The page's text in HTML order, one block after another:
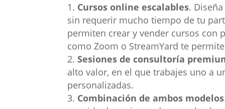
Cursos online escalables.
sin requerir mucho tiempo de tu
permiten crear y vender cursos con
como Zoom o StreamYard te
Sesiones de consultoría
alto valor, en el que trabajes uno a
personalizadas.
Combinación de ambos modelos